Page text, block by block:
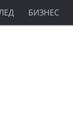
БИЗНЕС